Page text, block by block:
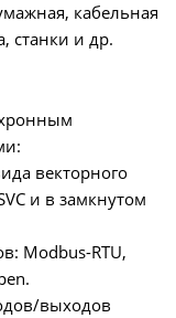
кабельная
станки и др.
векторного
и в замкнутом
Modbus-RTU,
выходов